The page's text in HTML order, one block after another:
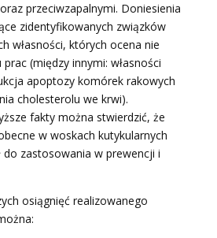
przeciwzapalnymi. Doniesienia
zidentyfikowanych związków
własności, których ocena nie
prac (między innymi: własności
apoptozy komórek rakowych
cholesterolu we krwi).
fakty można stwierdzić, że
w woskach kutykularnych
do zastosowania w prewencji i
osiągnięć realizowanego